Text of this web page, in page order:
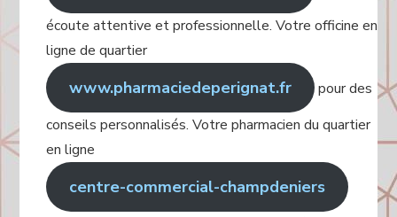
écoute attentive et professionnelle. Votre officine en
ligne de quartier
www.pharmaciedeperignat.fr
pour des
conseils personnalisés. Votre pharmacien du quartier
en ligne
centre-commercial-champdeniers